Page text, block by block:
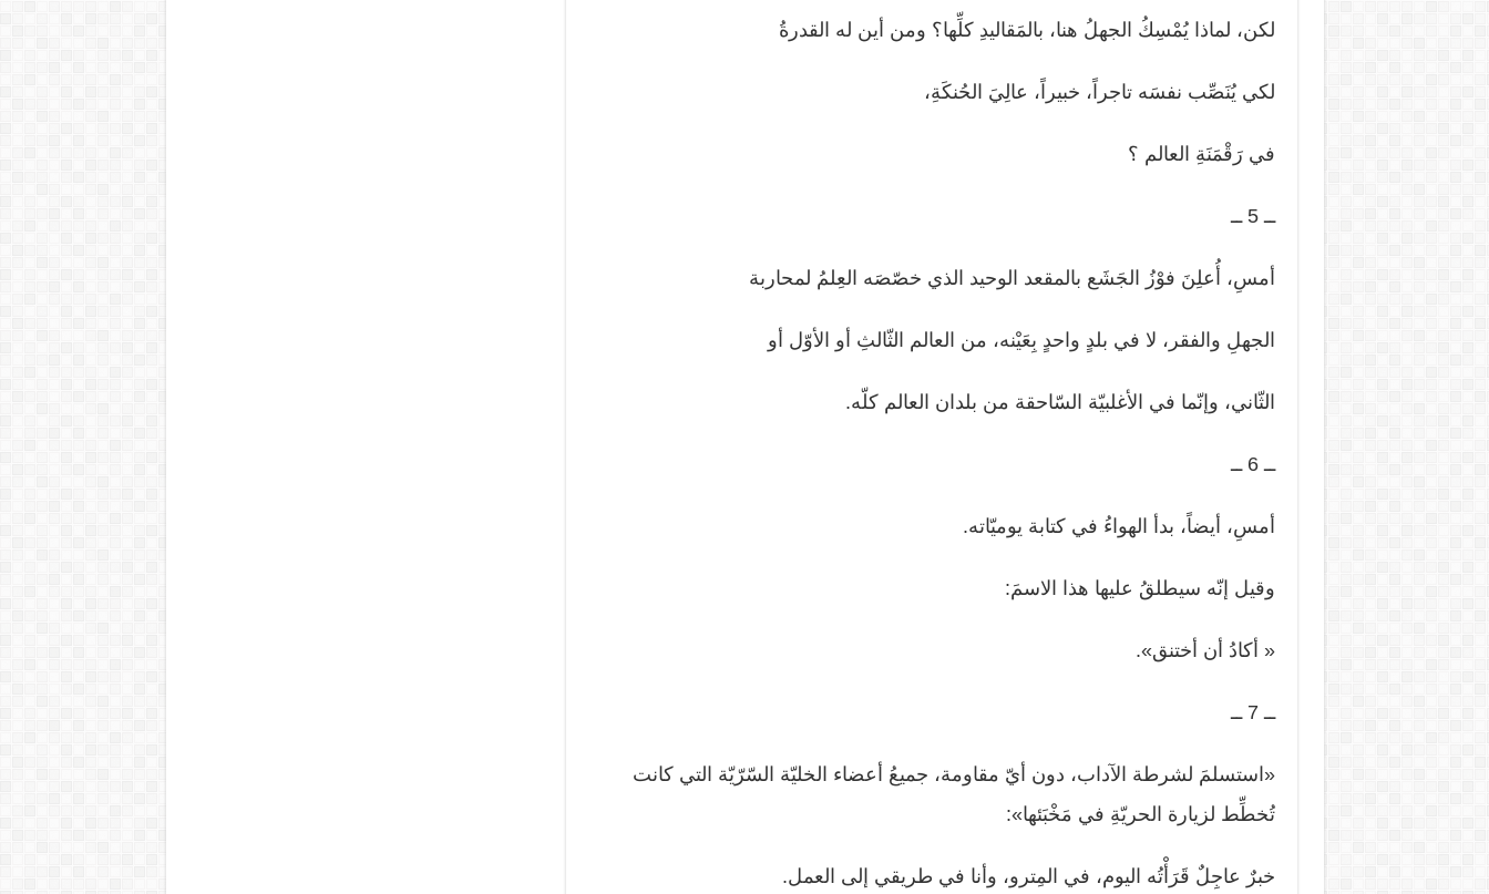
لكن، لماذا يُمْسِكُ الجهلُ هنا، بالمَقاليدِ كلِّها؟ ومن أين له القدرةُ
لكي يُنَصِّب نفسَه تاجراً، خبيراً، عالِيَ الحُنكَةِ،
في رَقْمَنَةِ العالم ؟
ــ 5 ــ
أمسِ، أُعلِنَ فوْزُ الجَشَع بالمقعد الوحيد الذي خصّصَه العِلمُ لمحاربة
الجهلِ والفقر، لا في بلدٍ واحدٍ بِعَيْنه، من العالم الثّالثِ أو الأوّل أو
الثّاني، وإنّما في الأغلبيّة السّاحقة من بلدان العالم كلّه.
ــ 6 ــ
أمسِ، أيضاً، بدأ الهواءُ في كتابة يوميّاته.
وقيل إنّه سيطلقُ عليها هذا الاسمَ:
« أكادُ أن أختنق».
ــ 7 ــ
«استسلمَ لشرطة الآداب، دون أيّ مقاومة، جميعُ أعضاء الخليّة السّرّيّة التي كانت
تُخطِّط لزيارة الحريّةِ في مَخْبَئها»:
خبرٌ عاجِلٌ قَرَأْتُه اليوم، في المِترو، وأنا في طريقي إلى العمل.